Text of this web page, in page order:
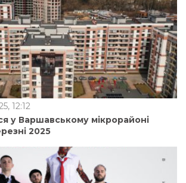
12:12
у Варшавському мікрорайоні
2025